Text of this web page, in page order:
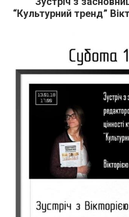
“Культурний тренд”